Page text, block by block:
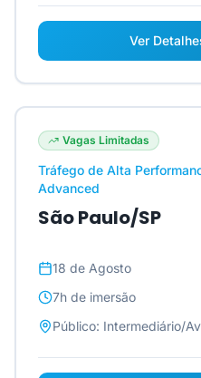
Ver
Vagas Limitadas
Tráfego de Alta
Advanced
São Paulo/SP
18 de Agosto
7h de imersão
Público: Intermediário/